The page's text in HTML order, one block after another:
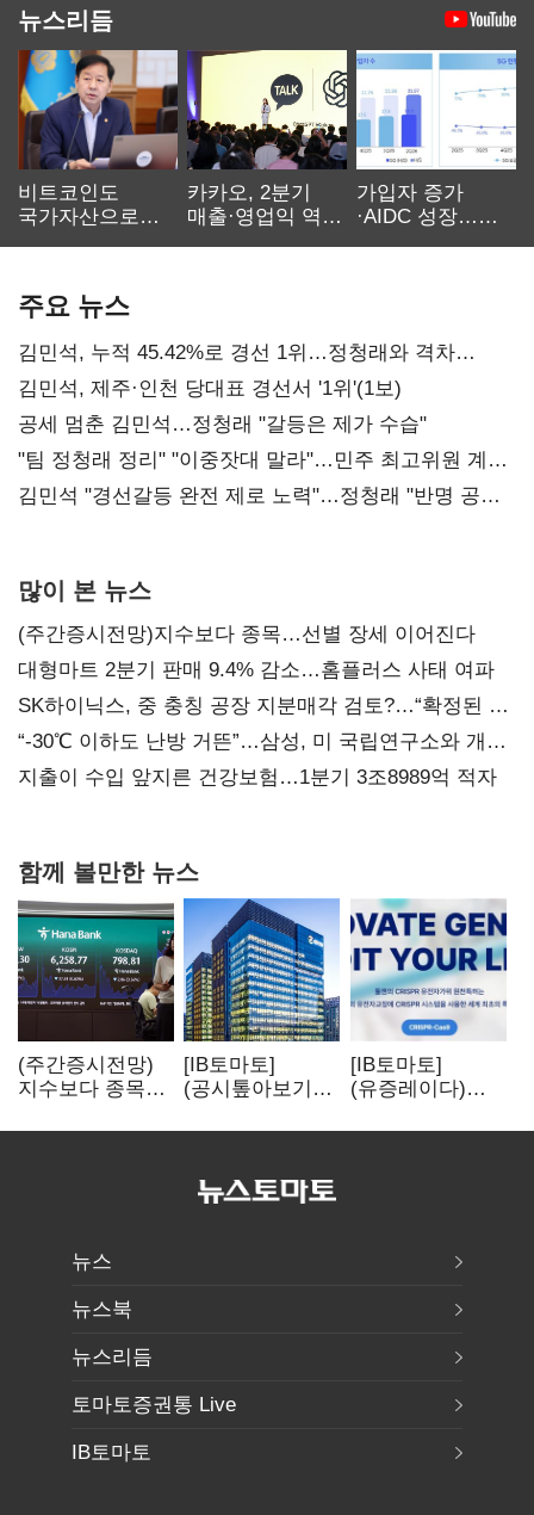
뉴스리듬
비트코인도
국가자산으로…'
카카오, 2분기
매출·영업익 역대
가입자 증가
·AIDC 성장…
주요 뉴스
김민석, 누적 45.42%로 경선 1위…정청래와 격차
0.86%p(2보)
김민석, 제주·인천 당대표 경선서 '1위'(1보)
공세 멈춘 김민석…정청래 "갈등은 제가 수습"
"팀 정청래 정리" "이중잣대 말라"…민주 최고위원 계파
다툼 격화
김민석 "경선갈등 완전 제로 노력"…정청래 "반명 공세
많이 본 뉴스
(주간증시전망)지수보다 종목…선별 장세 이어진다
대형마트 2분기 판매 9.4% 감소…홈플러스 사태 여파
SK하이닉스, 중 충칭 공장 지분매각 검토?…“확정된 바
없어”
“-30℃ 이하도 난방 거뜬”…삼성, 미 국립연구소와 개발
협력
지출이 수입 앞지른 건강보험…1분기 3조8989억 적자
함께 볼만한 뉴스
(주간증시전망)
지수보다 종목…
이어진다
[IB토마토]
(공시톺아보기)
바로 매출로
[IB토마토]
(유증레이다)
3분의 1 토막…
뉴스
뉴스북
뉴스리듬
토마토증권통 Live
IB토마토